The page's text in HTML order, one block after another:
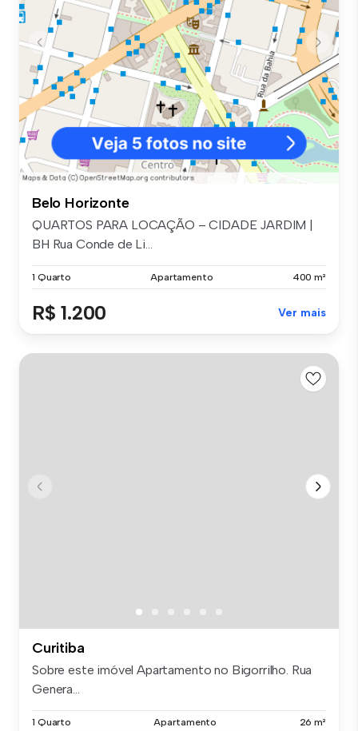
Belo Horizonte
QUARTOS PARA LOCAÇÃO – CIDADE JARDIM |
BH Rua Conde de Li...
1 Quarto Apartamento 400 m²
R$ 1.200 Ver mais
Curitiba
Sobre este imóvel Apartamento no Bigorrilho. Rua
Genera...
1 Quarto Apartamento 26 m²